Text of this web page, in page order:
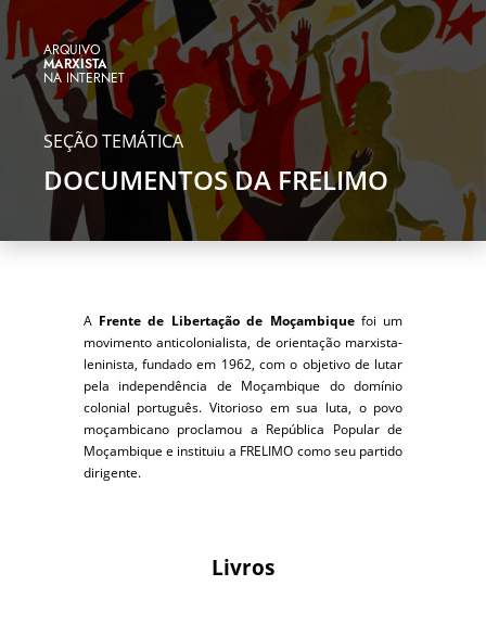
ARQUIVO
MARXISTA
NA INTERNET
SEÇÃO TEMÁTICA
DOCUMENTOS DA FRELIMO
A Frente de Libertação de Moçambiquefoi um
movimento anticolonialista, de orientação marxista-
leninista, fundado em 1962, com o objetivo de lutar
pela independência de Moçambique do domínio
colonial português. Vitorioso em sua luta, o povo
moçambicano proclamou a República Popular de
Moçambique e instituiu a FRELIMO como seu partido
dirigente.
Livros